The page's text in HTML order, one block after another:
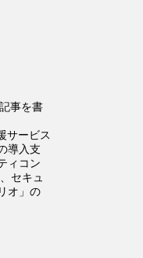
事を書
サービス
導入支
ィコン
セキュ
オ」の